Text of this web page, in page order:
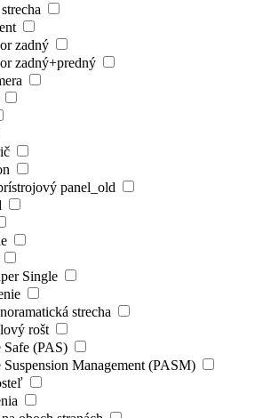
zadný
zadný+predný
panel_old
Single
strecha
rošt
Safe (PAS)
Management (PASM)